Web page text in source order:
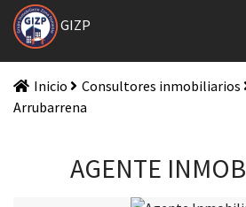
GIZP
Inicio Consultores inmobiliarios
Arrubarrena
AGENTE